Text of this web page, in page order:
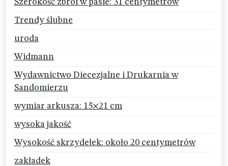
Szerokość zbroi w pasie: 31 centymetrów
Trendy ślubne
uroda
Widmann
Wydawnictwo Diecezjalne i Drukarnia w
Sandomierzu
wymiar arkusza: 15×21 cm
wysoka jakość
Wysokość skrzydełek: około 20 centymetrów
zakładek